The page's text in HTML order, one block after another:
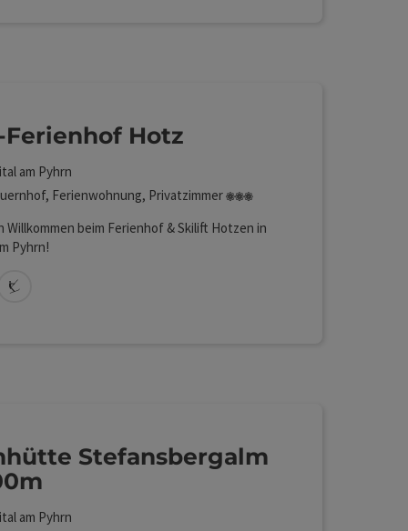
Ferienhof Hotz
am Pyhrn
Ferienwohnung, Privatzimmer
3 Blumen
Willkommen beim Ferienhof & Skilift Hotzen in
Pyhrn!
(kostenlos)
Stefansbergalm
am Pyhrn